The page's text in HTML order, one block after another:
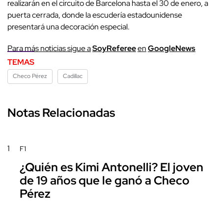
realizarán en el circuito de Barcelona hasta el 30 de enero, a
puerta cerrada, donde la escudería estadounidense
presentará una decoración especial.
Para más noticias sigue aSoyRefereeenGoogleNews
TEMAS
Checo Pérez Cadillac
Notas Relacionadas
1 F1
¿Quién es Kimi Antonelli? El joven
de 19 años que le ganó a Checo
Pérez